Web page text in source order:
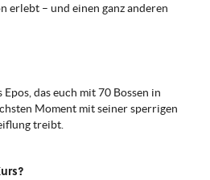
erlebt – und einen ganz anderen
das euch mit 70 Bossen in
Moment mit seiner sperrigen
treibt.